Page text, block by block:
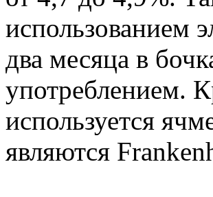
использованием
два месяца в
употреблением.
используется
являются